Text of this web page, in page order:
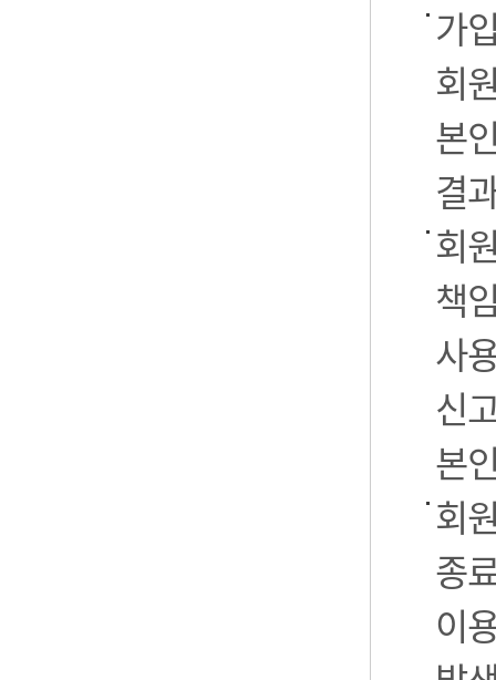
가
회
본
결
회
책
사
신
본
회
종
이